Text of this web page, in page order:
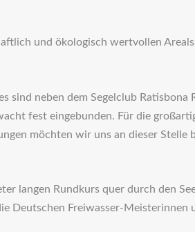
und ökologisch wertvollen
sind neben dem Segelclub
fest eingebunden. Für die
möchten wir uns an dieser Stelle
langen Rundkurs quer durch den
Deutschen Freiwasser-Meisterinnen